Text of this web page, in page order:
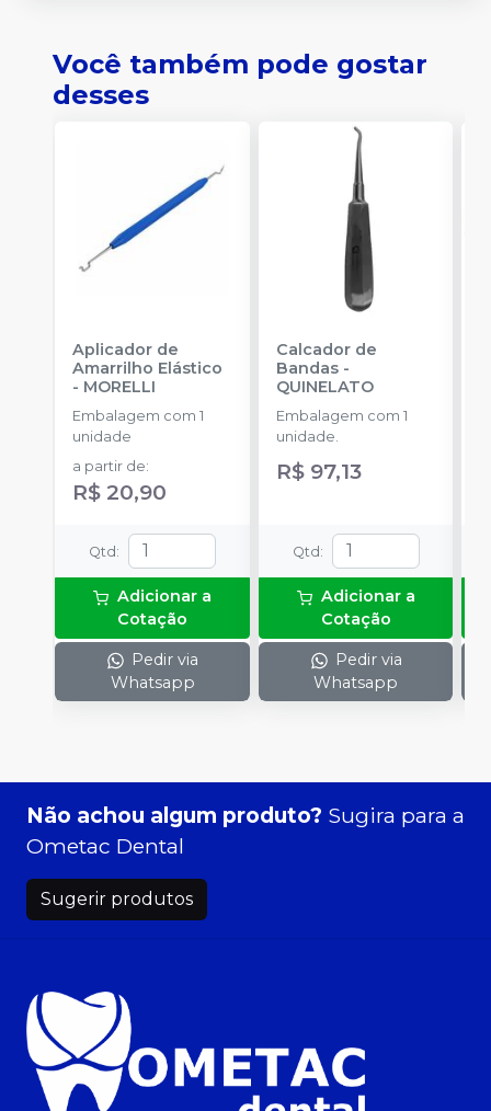
Você também pode gostar
desses
Aplicador de
Amarrilho Elástico
- MORELLI
Embalagem com 1
unidade
a partir de:
R$ 20,90
Qtd :
Adicionar a
Cotação
Pedir via
Whatsapp
Calcador de
Bandas-
QUINELATO
Embalagem com 1
unidade.
R$ 97,13
Qtd :
Adicionar a
Cotação
Pedir via
Whatsapp
Não achou algum produto? Sugira para a
Ometac Dental
Sugerir produtos